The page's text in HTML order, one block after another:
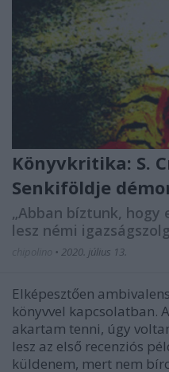
Könyvkritika: S.
Senkiföldje
„Abban bíztunk, hogy
lesz némi
• 2020. július 13.
Elképesztően
könyvvel kapcsolatban.
akartam tenni, úgy
lesz az első recenziós
küldenem, mert nem